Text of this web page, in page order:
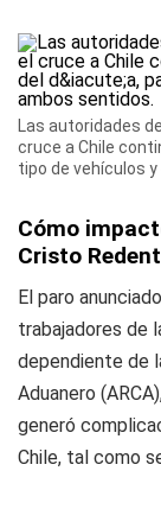
Las autoridades
cruce a Chile
tipo de vehículos
Cómo
Cristo
El paro
trabajadores de
dependiente de
Aduanero
generó
Chile, tal como